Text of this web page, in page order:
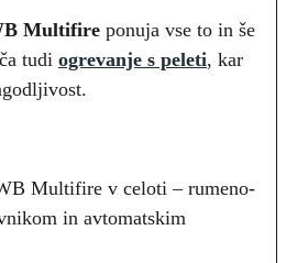
Multifire ponuja vse to in še
tudi ogrevanje s peleti, kar